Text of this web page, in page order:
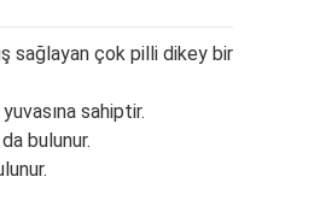
sağlayan çok pilli dikey bir
sahiptir.
bulunur.